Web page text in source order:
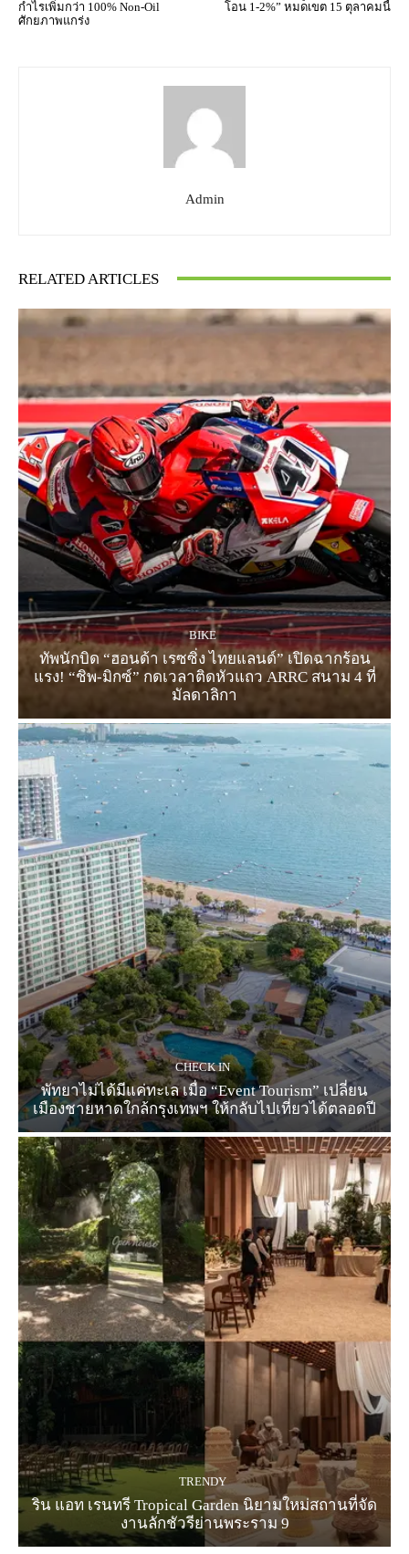
กำไรเพิ่มกว่า 100% Non-Oil
ศักยภาพแกร่ง
โอน 1-2%” หมดเขต 15 ตุลาคมนี้
Admin
RELATED ARTICLES
BIKE
ทัพนักบิด “ฮอนด้า เรซซิ่ง ไทยแลนด์” เปิดฉากร้อน
แรง! “ชิพ-มิกซ์” กดเวลาติดหัวแถว ARRC สนาม 4 ที่
มัลดาลิกา
CHECK IN
พัทยาไม่ได้มีแค่ทะเล เมื่อ “Event Tourism” เปลี่ยน
เมืองชายหาดใกล้กรุงเทพฯ ให้กลับไปเที่ยวได้ตลอดปี
TRENDY
ริน แอท เรนทรี Tropical Garden นิยามใหม่สถานที่จัด
งานลักชัวรีย่านพระราม 9